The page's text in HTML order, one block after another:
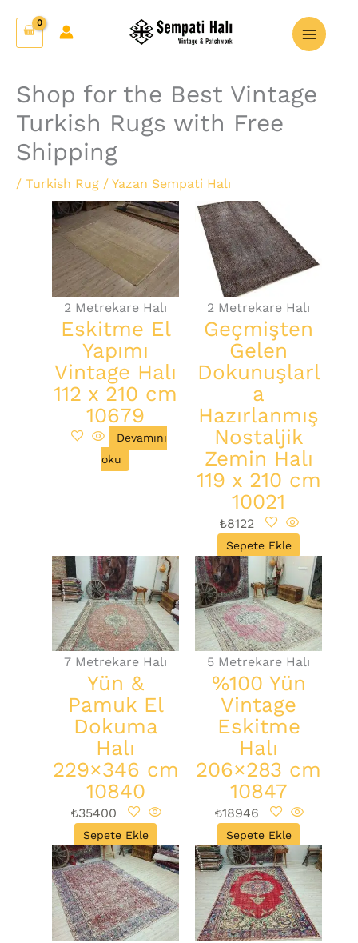
Shop for the Best Vintage
Turkish Rugs with Free
Shipping
/ Turkish Rug / Yazan Sempati Halı
2 Metrekare Halı
Eskitme El
Yapımı
Vintage Halı
112 x 210 cm
10679
Devamını
oku
2 Metrekare Halı
Geçmişten
Gelen
Dokunuşlarl
a
Hazırlanmış
Nostaljik
Zemin Halı
119 x 210 cm
10021
₺8122
Sepete Ekle
7 Metrekare Halı
Yün &
Pamuk El
Dokuma
Halı
229×346 cm
10840
₺35400
Sepete Ekle
5 Metrekare Halı
%100 Yün
Vintage
Eskitme
Halı
206×283 cm
10847
₺18946
Sepete Ekle